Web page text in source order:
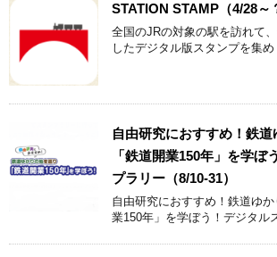
STATION STAMP（4/28～
全国のJRの対象の駅を訪れて
したデジタル版スタンプを集
自由研究におすすめ！鉄道
「鉄道開業150年」を学ぼ
プラリー（8/10-31）
自由研究におすすめ！鉄道ゆ
業150年」を学ぼう！デジタル